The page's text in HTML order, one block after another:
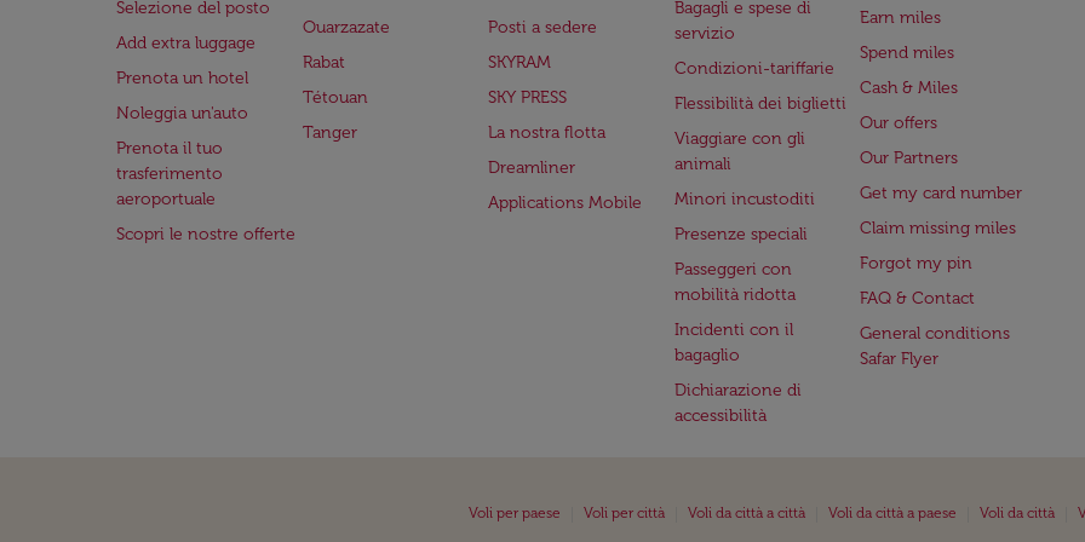
Selezione del posto
Add extra luggage
Prenota un hotel
Noleggia un'auto
Prenota il tuo
trasferimento
aeroportuale
Scopri le nostre offerte
Ouarzazate
Rabat
Tétouan
Tanger
Posti a sedere
SKYRAM
SKY PRESS
La nostra flotta
Dreamliner
Applications Mobile
Bagagli e spese di
servizio
Condizioni-tariffarie
Flessibilità dei biglietti
Viaggiare con gli
animali
Minori incustoditi
Presenze speciali
Passeggeri con
mobilità ridotta
Incidenti con il
bagaglio
Dichiarazione di
accessibilità
Earn miles
Spend miles
Cash & Miles
Our offers
Our Partners
Get my card number
Claim missing miles
Forgot my pin
FAQ & Contact
General conditions
Safar Flyer
Voli per paese Voli per città Voli da città a città Voli da città a paese Voli da città